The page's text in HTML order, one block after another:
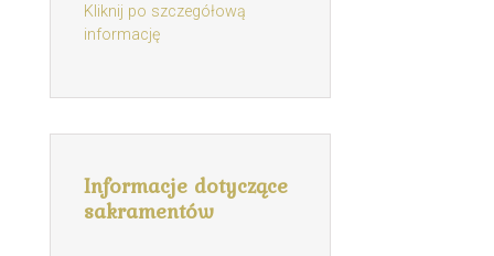
Kliknij po szczegółową
informację
Informacje dotyczące
sakramentów